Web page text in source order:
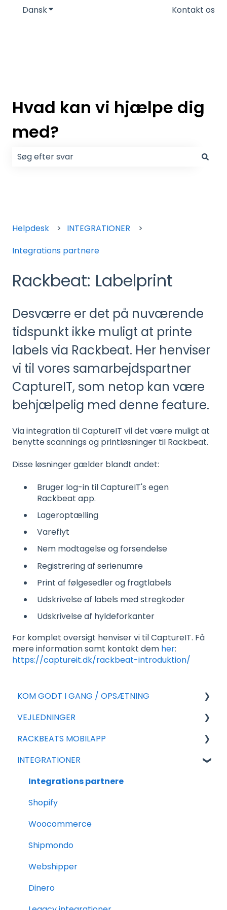
DanskVis undermenu for oversættelserKontakt os
Hvad kan vi hjælpe dig
med?
Helpdesk
INTEGRATIONER
Integrations partnere
Rackbeat: Labelprint
Desværre er det på nuværende
tidspunkt ikke muligt at printe
labels via Rackbeat. Her henviser
vi til vores samarbejdspartner
CaptureIT, som netop kan være
behjælpelig med denne feature.
Via integration til CaptureIT vil det være muligt at
benytte scannings og printløsninger til Rackbeat.
Disse løsninger gælder blandt andet:
Bruger log-in til CaptureIT's egen
Rackbeat app.
Lageroptælling
Vareflyt
Nem modtagelse og forsendelse
Registrering af serienumre
Print af følgesedler og fragtlabels
Udskrivelse af labels med stregkoder
Udskrivelse af hyldeforkanter
For komplet oversigt henviser vi til CaptureIT. Få
mere information samt kontakt dem her:
https://captureit.dk/rackbeat-introduktion/
KOM GODT I GANG / OPSÆTNING
For nye aftaler
Generel Opsætning
Tillægsmoduler
Salg
Varer
Indkøb
VEJLEDNINGER
Eksport
Import
Rackbeat
Rapportering
Ofte stillede spørgsmål
RACKBEATS MOBILAPP
Salg
INTEGRATIONER
Integrations partnere
Shopify
Woocommerce
Shipmondo
Webshipper
Dinero